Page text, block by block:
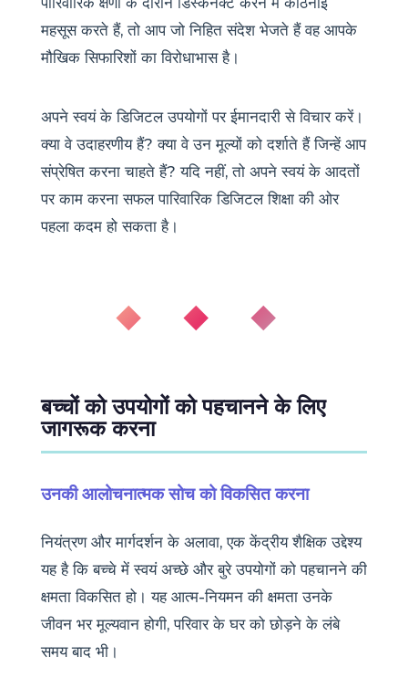
महसूस करते हैं, तो आप जो निहित संदेश भेजते हैं वह आपके
मौखिक सिफारिशों का विरोधाभास है।
अपने स्वयं के डिजिटल उपयोगों पर ईमानदारी से विचार करें।
क्या वे उदाहरणीय हैं? क्या वे उन मूल्यों को दर्शाते हैं जिन्हें आप
संप्रेषित करना चाहते हैं? यदि नहीं, तो अपने स्वयं के आदतों
पर काम करना सफल पारिवारिक डिजिटल शिक्षा की ओर
पहला कदम हो सकता है।
◆ ◆ ◆
बच्चों को उपयोगों को पहचानने के लिए
जागरूक करना
उनकी आलोचनात्मक सोच को विकसित करना
नियंत्रण और मार्गदर्शन के अलावा, एक केंद्रीय शैक्षिक उद्देश्य
यह है कि बच्चे में स्वयं अच्छे और बुरे उपयोगों को पहचानने की
क्षमता विकसित हो। यह आत्म-नियमन की क्षमता उनके
जीवन भर मूल्यवान होगी, परिवार के घर को छोड़ने के लंबे
समय बाद भी।